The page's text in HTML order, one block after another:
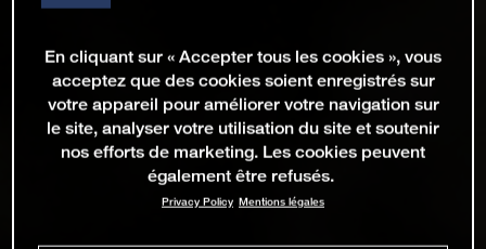
En cliquant sur « Accepter tous les cookies », vous
acceptez que des cookies soient enregistrés sur
votre appareil pour améliorer votre navigation sur
le site, analyser votre utilisation du site et soutenir
nos efforts de marketing. Les cookies peuvent
également être refusés.
Privacy Policy Mentions légales